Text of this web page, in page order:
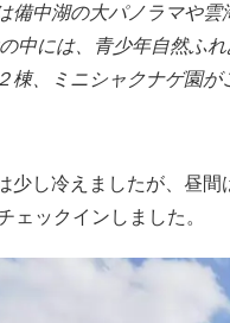
備中湖の大パノラマや
中には、青少年自然ふ
棟、ミニシャクナゲ園が
少し冷えましたが、昼間
ェックインしました。